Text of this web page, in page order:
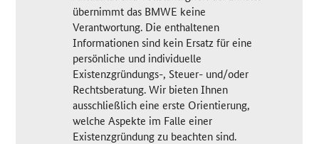
übernimmt das BMWE keine
Verantwortung. Die enthaltenen
Informationen sind kein Ersatz für eine
persönliche und individuelle
Existenzgründungs-, Steuer- und/oder
Rechtsberatung. Wir bieten Ihnen
ausschließlich eine erste Orientierung,
welche Aspekte im Falle einer
Existenzgründung zu beachten sind.